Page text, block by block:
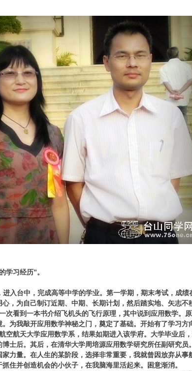
学习经历”。
进入台中，完成高等中学的学业。第一学期，期末考试，成
，为自己制订近期、中期、长期计划，然后踏实地、矢志不
次看到一本书介绍飞机头的飞行原理，其中说到应用数学。
为我敲开应用数学神秘之门，奠定了基础。开始有了学习方
空航天大学应用数学系，结果如期进入该学府。大学毕业后
士后。其后，在清华大学周培源应用数学研究所任副研究
力量。在人生的某阶段，选择非常重要，我就曾因放弃从事
住并创造机会的小伙子，在我脑海里活起来。困意渐消。